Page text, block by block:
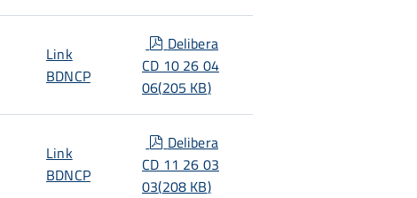
Link
BDNCP
pdf
Delibera
CD 10 26 04
06(205 KB)
Link
BDNCP
pdf
Delibera
CD 11 26 03
03(208 KB)